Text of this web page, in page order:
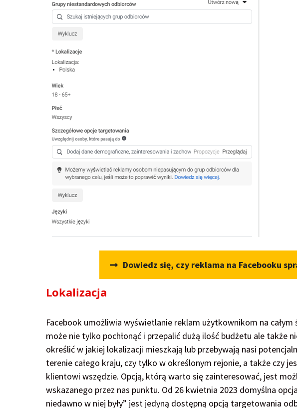
Dowiedz się, czy reklama na Facebooku
Lokalizacja
Facebook umożliwia wyświetlanie reklam użytkownikom na
może nie tylko pochłonąć i przepalić dużą ilość budżetu ale także
określić w jakiej lokalizacji mieszkają lub przebywają nasi
terenie całego kraju, czy tylko w określonym rejonie, a także czy
klientowi wszędzie. Opcją, którą warto się zainteresować, jest
wskazanego przez nas punktu. Od 26 kwietnia 2023 domyślna
niedawno w niej były” jest jedyną dostępną opcją targetowania